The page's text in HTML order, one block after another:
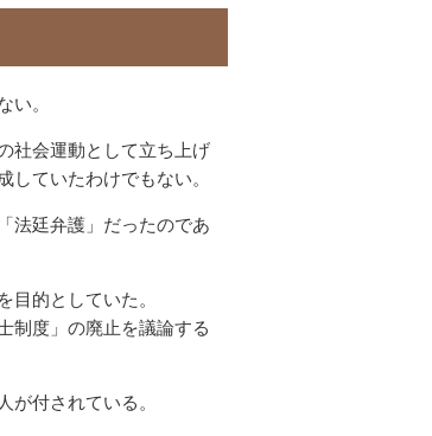
い。
社会運動として立ち上げ
ていたわけでもない。
法廷弁護」だったのであ
目的としていた。
制度」の廃止を議論する
が付されている。